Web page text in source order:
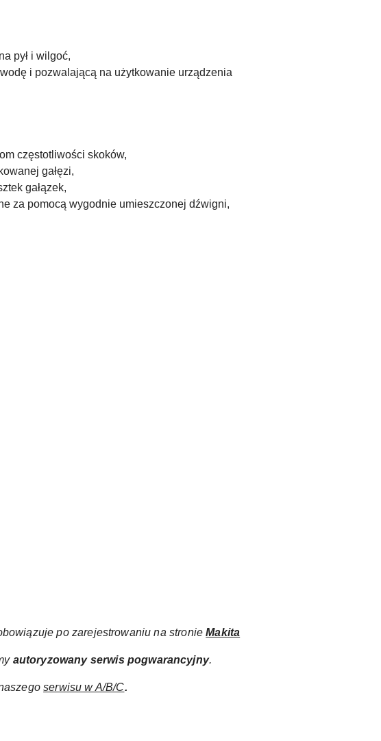
pył i wilgoć,
i pozwalającą na użytkowanie urządzenia
częstotliwości skoków,
gałęzi,
gałązek,
za pomocą wygodnie umieszczonej dźwigni,
po zarejestrowaniu na stronie Makita
autoryzowany serwis pogwarancyjny.
serwisu w A/B/C.